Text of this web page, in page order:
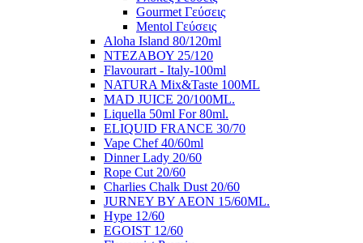
Gourmet Γεύσεις
Mentol Γεύσεις
Aloha Island 80/120ml
ΝΤΕΖΑΒΟΥ 25/120
Flavourart - Italy-100ml
NATURA Mix&Taste 100ML
MAD JUICE 20/100ML.
Liquella 50ml For 80ml.
ELIQUID FRANCE 30/70
Vape Chef 40/60ml
Dinner Lady 20/60
Rope Cut 20/60
Charlies Chalk Dust 20/60
JURNEY BY AEON 15/60ML.
Hype 12/60
EGOIST 12/60